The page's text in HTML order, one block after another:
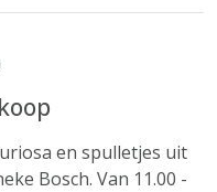
en spulletjes uit
Bosch. Van 11.00 -